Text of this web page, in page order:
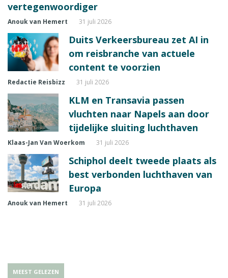
vertegenwoordiger
Anouk van Hemert 31 juli 2026
Duits Verkeersbureau zet AI in
om reisbranche van actuele
content te voorzien
Redactie Reisbizz 31 juli 2026
KLM en Transavia passen
vluchten naar Napels aan door
tijdelijke sluiting luchthaven
Klaas-Jan Van Woerkom 31 juli 2026
Schiphol deelt tweede plaats als
best verbonden luchthaven van
Europa
Anouk van Hemert 31 juli 2026
MEEST GELEZEN